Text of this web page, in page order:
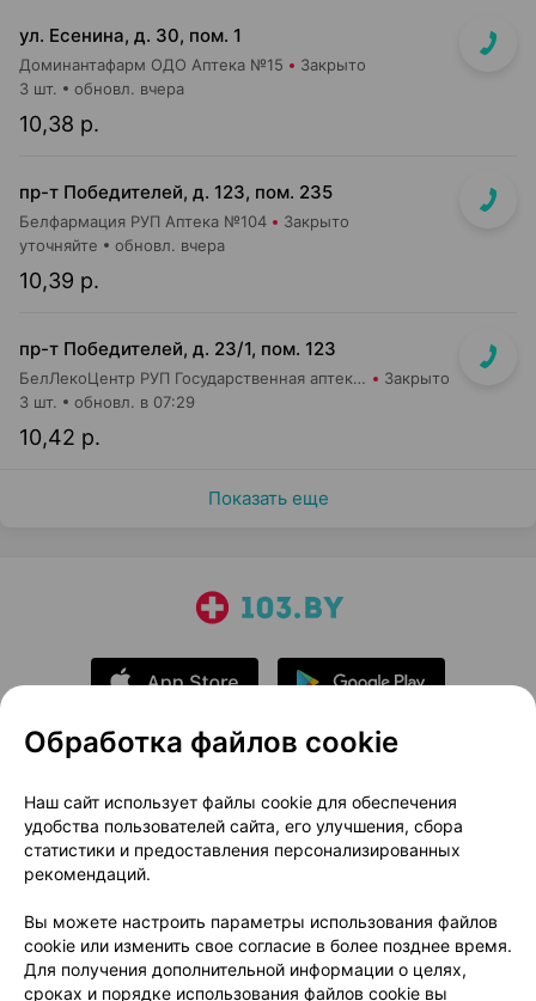
ул. Есенина, д. 30, пом. 1
Доминантафарм ОДО Аптека №15 Закрыто
10,38 р.
3 шт. обновл. вчера
пр-т Победителей, д. 123, пом. 235
Белфармация РУП Аптека №104 Закрыто
10,39 р.
уточняйте обновл. вчера
пр-т Победителей, д. 23/1, пом. 123
БелЛекоЦентр РУП Государственная аптека №4 Закрыто
10,42 р.
3 шт. обновл. в 07:29
Показать еще
О проекте
Новости проекта
Размещение рекламы
Медицинский маркетинг
Публичный договор
Доставка
Способы оплаты
Вакансии
Партнеры
Написать руководителю 103.by
Обработка файлов cookie
Наш сайт использует файлы cookie для обеспечения
удобства пользователей сайта, его улучшения, сбора
статистики и предоставления персонализированных
рекомендаций.
Вы можете настроить параметры использования файлов
cookie или изменить свое согласие в более позднее время.
Для получения дополнительной информации о целях,
сроках и порядке использования файлов cookie вы